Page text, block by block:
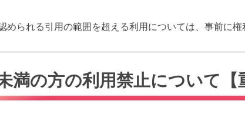
められる引用の範囲を超える利用については、事前に権
満の方の利用禁止について【